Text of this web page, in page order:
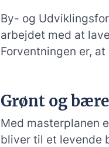
By- og
arbejdet med at
Forventningen er,
Grønt og
Med masterplanen
bliver til et levende